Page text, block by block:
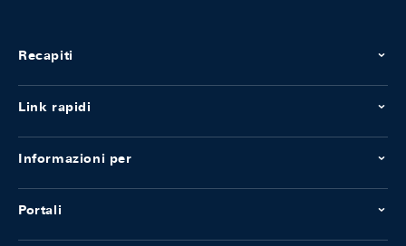
Recapiti
Link rapidi
Informazioni per
Portali